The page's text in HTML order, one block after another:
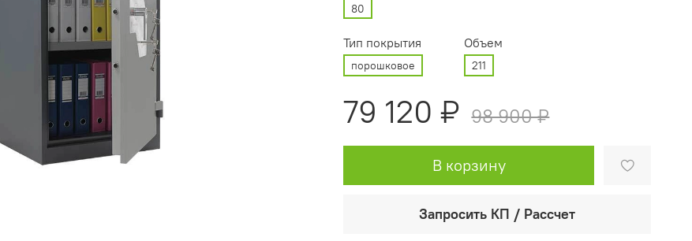
80
Тип покрытия
порошковое
Объем
211
79 120 ₽ 98 900 ₽
В корзину
Запросить КП / Рассчет